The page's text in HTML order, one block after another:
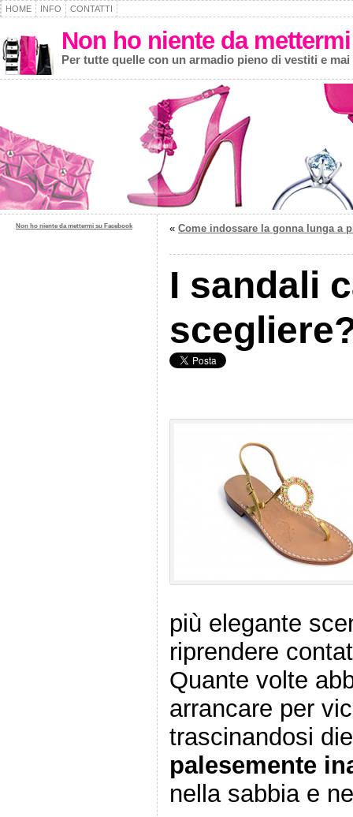
HOME INFO CONTATTI
Non ho niente da mettermi
Per tutte quelle con un armadio pieno di vestiti e
Non ho niente da mettermi su Facebook « Come indossare la gonna lunga a
I sandali
più elegante
riprendere
Quante volte
arrancare per
trascinandosi
palesemente
nella sabbia e